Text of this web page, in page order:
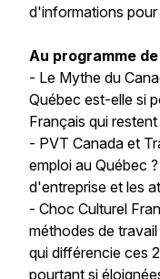
d'informations
Au programme
- Le Mythe du
Québec est-elle si
Français qui restent
- PVT Canada et
emploi au Québec
d'entreprise et les
- Choc Culturel
méthodes de
qui différencie ces
pourtant si